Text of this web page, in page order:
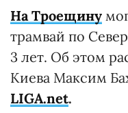
На Троещину
трамвай по
3 лет. Об этом
Киева Максим
LIGA.net.